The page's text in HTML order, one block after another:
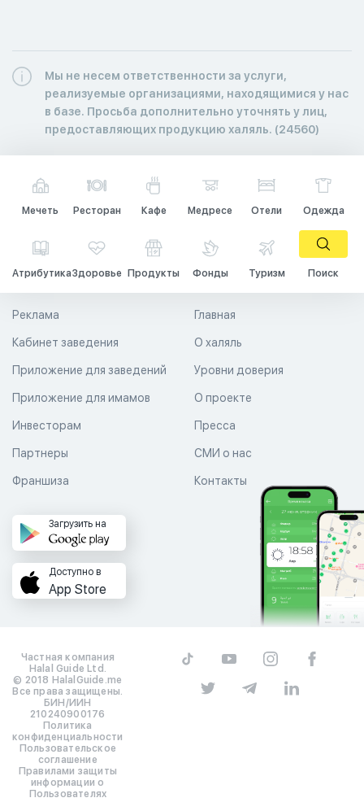
Мы не несем ответственности за услуги,
реализуемые организациями, находящимися у нас
в базе. Просьба дополнительно уточнять у лиц,
предоставляющих продукцию халяль. (24560)
Мечеть Ресторан Кафе Медресе Отели Одежда
АтрибутикаЗдоровье Продукты Фонды Туризм Поиск
Главная
О халяль
Уровни доверия
Реклама
Кабинет заведения
Приложение для заведений
Приложение для имамов О проекте
Пресса
СМИ о нас
Контакты
Инвесторам
Партнеры
Франшиза
Загрузить на
Доступно в
App Store
Частная компания
Halal Guide Ltd.
© 2018 HalalGuide.me
Все права защищены.
БИН/ИИН
210240900176
Политика
конфиденциальности
Пользовательское
соглашение
Правилами защиты
информации о
Пользователях